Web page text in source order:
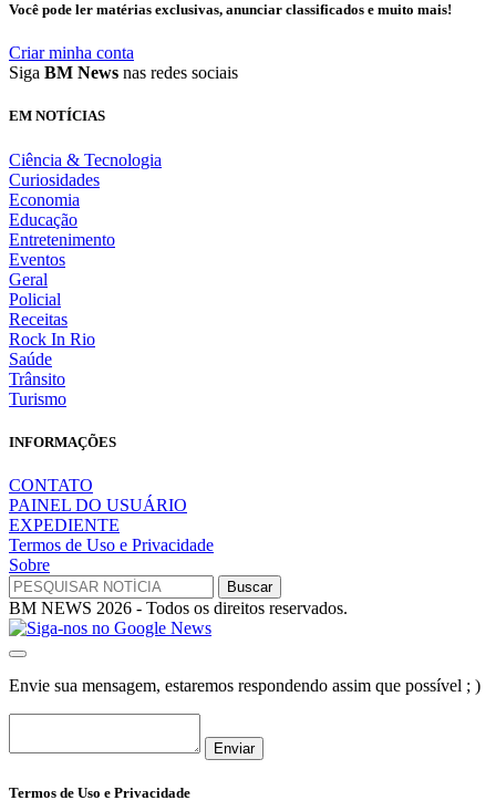
Você pode ler matérias exclusivas, anunciar classificados e muito mais!
Criar minha conta
Siga BM News nas redes sociais
EM NOTÍCIAS
Ciência & Tecnologia
Curiosidades
Economia
Educação
Entretenimento
Eventos
Geral
Policial
Receitas
Rock In Rio
Saúde
Trânsito
Turismo
INFORMAÇÕES
CONTATO
PAINEL DO USUÁRIO
EXPEDIENTE
Termos de Uso e Privacidade
Sobre
BM NEWS 2026 - Todos os direitos reservados.
Envie sua mensagem, estaremos respondendo assim que possível ; )
Enviar
Termos de Uso e Privacidade